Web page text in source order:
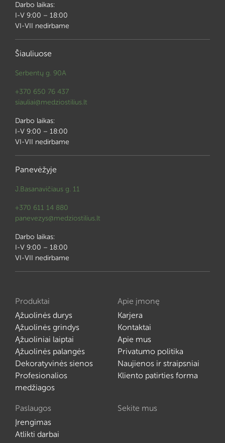
Darbo laikas:
I-V 9:00 – 18:00
VI-VII nedirbame
Šiauliuose
Serbentų g. 90A
+370 650 76 437
siauliai@medziostilius.lt
Darbo laikas:
I-V 9:00 – 18:00
VI-VII nedirbame
Panevėžyje
J.Basanavičiaus g. 11
+370 611 14 880
panevezys@medziostilius.lt
Darbo laikas:
I-V 9:00 – 18:00
VI-VII nedirbame
Produktai
Ąžuolinės durys
Ąžuolinės grindys
Ąžuoliniai laiptai
Ąžuolinės palangės
Dekoratyvinės sienos
Profesionalios
medžiagos
Apie įmonę
Karjera
Kontaktai
Apie mus
Privatumo politika
Naujienos ir straipsniai
Kliento patirties forma
Paslaugos
Įrengimas
Atlikti darbai
Sekite mus